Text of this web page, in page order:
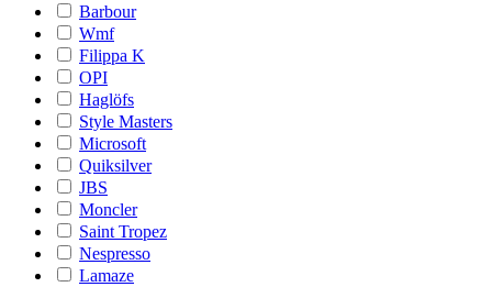
Barbour
Wmf
Filippa K
OPI
Haglöfs
Style Masters
Microsoft
Quiksilver
JBS
Moncler
Saint Tropez
Nespresso
Lamaze